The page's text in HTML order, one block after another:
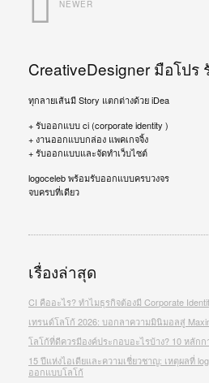
NEWER
CreativeDesigner มือโปร
ทุกลายเส้นมี Story แตกต่างด้วย iDea
+ รับออกแบบ ci (corporate identity )
+ งานออกแบบกล่อง แพคเกจจิ้ง
+ รับออกแบบและจัดทำเว็บไซต์
logoceleb พร้อมรับออกแบบครบวงจร
จบครบที่เดียว
เรื่องล่าสุด
CI คืออะไร? ทำไมธุรกิจต้องมี Corporate
เทรนด์โลโก้ 2026: บอกลาความมินิมอลสู่
โลโก้ที่ดีควรมีองค์ประกอบอะไรบ้าง? 10 หลัก
15 ปีแห่งไอเดียและความเชี่ยวชาญ: เหตุผลที่
ออกแบบโลโก้